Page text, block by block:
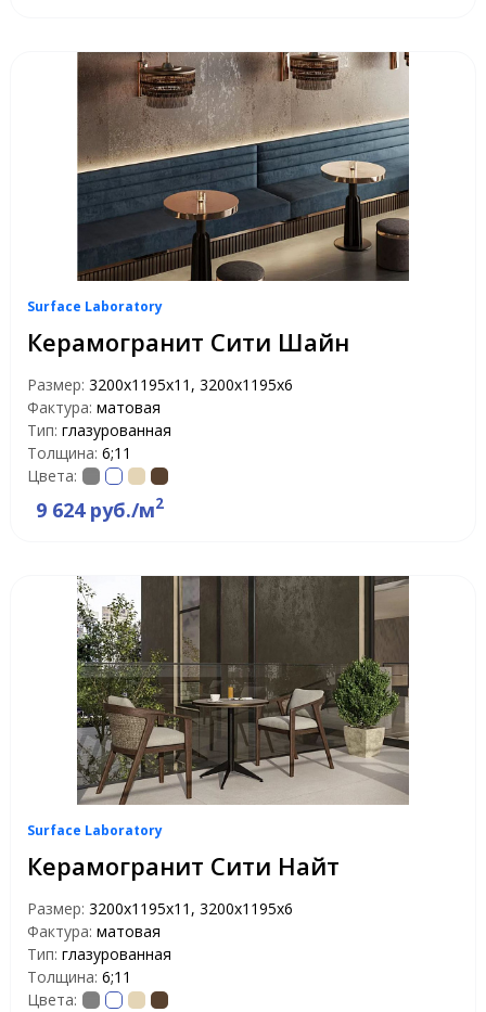
Surface Laboratory
Керамогранит Сити Шайн
Размер: 3200х1195х11, 3200х1195х6
Фактура: матовая
Тип: глазурованная
Толщина: 6;11
Цвета:
9 624 руб./м2
Surface Laboratory
Керамогранит Сити Найт
Размер: 3200х1195х11, 3200х1195х6
Фактура: матовая
Тип: глазурованная
Толщина: 6;11
Цвета: